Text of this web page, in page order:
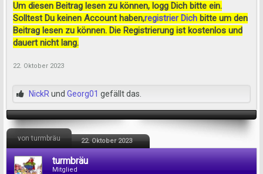
Um diesen Beitrag lesen zu können, logg Dich bitte ein.
Solltest Du keinen Account haben,registrier Dich bitte um den
Beitrag lesen zu können. Die Registrierung ist kostenlos und
dauert nicht lang.
22. Oktober 2023
NickR und Georg01 gefällt das.
von turmbräu 22. Oktober 2023
turmbräu
Mitglied